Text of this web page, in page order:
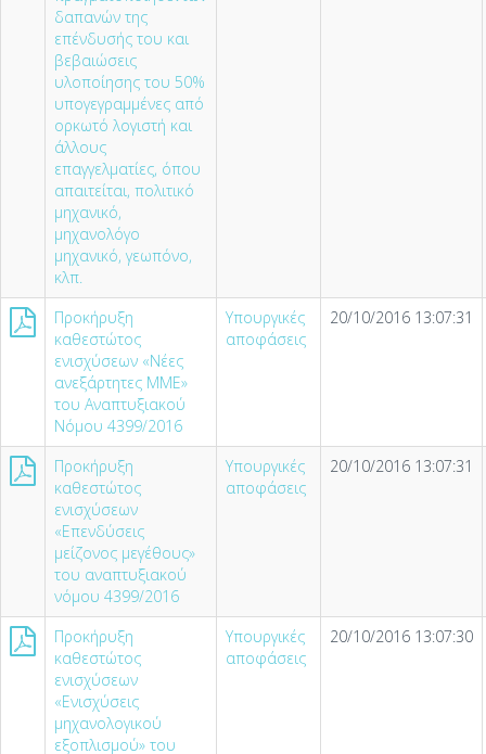
δαπανών της
επένδυσής του και
βεβαιώσεις
υλοποίησης του 50%
υπογεγραμμένες από
ορκωτό λογιστή και
άλλους
επαγγελματίες, όπου
απαιτείται, πολιτικό
μηχανικό,
μηχανολόγο
μηχανικό, γεωπόνο,
κλπ.
Προκήρυξη
καθεστώτος
ενισχύσεων «Νέες
ανεξάρτητες ΜΜΕ»
του Αναπτυξιακού
Νόμου 4399/2016
Υπουργικές
αποφάσεις
20/10/2016 13:07:31
Προκήρυξη
καθεστώτος
ενισχύσεων
«Επενδύσεις
μείζονος μεγέθους»
του αναπτυξιακού
νόμου 4399/2016
Υπουργικές
αποφάσεις
20/10/2016 13:07:31
Προκήρυξη
καθεστώτος
ενισχύσεων
«Ενισχύσεις
μηχανολογικού
εξοπλισμού» του
Υπουργικές
αποφάσεις
20/10/2016 13:07:30